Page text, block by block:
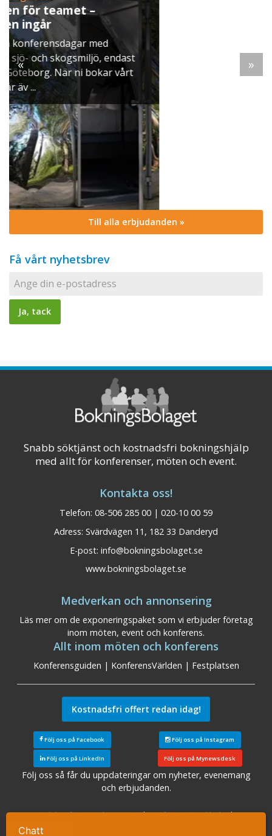
Ta kontakt
Julbord på Ekerö
När vintern lägger sig över Mälaren dukar vi upp
ett klassiskt svenskt julbord i Skyttegården. Här
möts ni av doften av gran, ljus som brinner stilla
och smaker ...
« »
Till alla erbjudanden »
Få vårt nyhetsbrev
Snabb söktjänst och kostnadsfri bokningshjälp
med allt för konferenser, möten och event.
Kontakta oss!
Telefon: 08-506 285 00 | 020-10 00 59
Adress: Svärdvägen 11, 182 33 Danderyd
E-post: info@bokningsbolaget.se
www.bokningsbolaget.se
Medverkan och annonsering
Läs mer om de exponeringspaket som vi erbjuder företag
inom möten, event och konferens.
Allt inom möten och konferens
Konferensguiden | KonferensVärlden | Festplatsen
Kostnadsfri offert redan idag!
Följ oss på Facebook Följ oss på Instagram
Följ oss på LinkedIn Följ oss på Mynewsdesk
Följ oss så får du uppdateringar om nyheter, evenemang
och erbjudanden.
Sök konferensanläggningar|Konferens Stockholm|
Konferens Arlanda
Chatt